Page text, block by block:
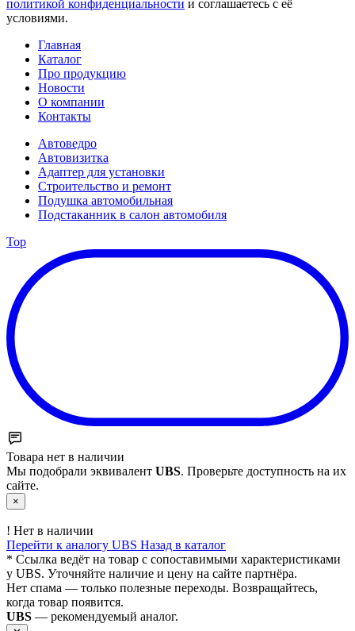
политикой конфиденциальности и соглашаетесь с её
условиями.
Главная
Каталог
Про продукцию
Новости
О компании
Контакты
Автоведро
Автовизитка
Адаптер для установки
Строительство и ремонт
Подушка автомобильная
Подстаканник в салон автомобиля
Top
Товара нет в наличии
Мы подобрали эквивалент UBS. Проверьте доступность на их
сайте.
×
! Нет в наличии
Перейти к аналогу UBS Назад в каталог
* Ссылка ведёт на товар с сопоставимыми характеристиками
у UBS. Уточняйте наличие и цену на сайте партнёра.
Нет спама — только полезные переходы. Возвращайтесь,
когда товар появится.
UBS — рекомендуемый аналог.